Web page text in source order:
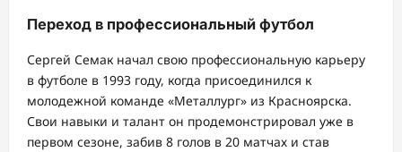
Переход в профессиональный футбол
Сергей Семак начал свою профессиональную карьеру
в футболе в 1993 году, когда присоединился к
молодежной команде «Металлург» из Красноярска.
Свои навыки и талант он продемонстрировал уже в
первом сезоне, забив 8 голов в 20 матчах и став